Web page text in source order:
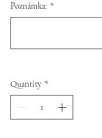
Poznámka: *
Quantity *